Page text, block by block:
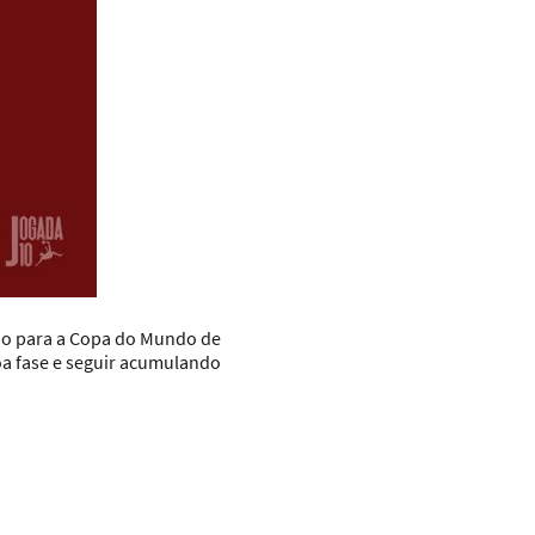
para a Copa do Mundo de
fase e seguir acumulando